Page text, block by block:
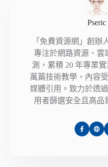
Pseric
「免費資源網」創辦
專注於網路資源、雲
測，累積 20 年專業
萬篇技術教學，內容
媒體引用。致力於透
用者篩選安全且高品